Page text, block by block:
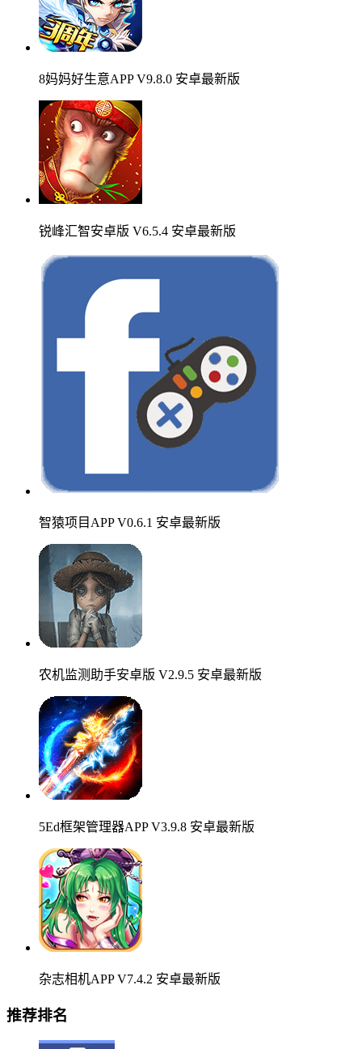
8妈妈好生意APP V9.8.0 安卓最新版
锐峰汇智安卓版 V6.5.4 安卓最新版
智猿项目APP V0.6.1 安卓最新版
农机监测助手安卓版 V2.9.5 安卓最新版
5Ed框架管理器APP V3.9.8 安卓最新版
杂志相机APP V7.4.2 安卓最新版
推荐排名